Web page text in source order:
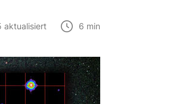
aktualisiert 6 min